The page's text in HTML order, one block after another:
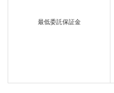
最低委託保証金